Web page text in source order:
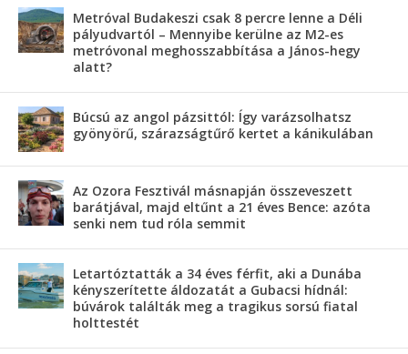
Metróval Budakeszi csak 8 percre lenne a Déli
pályudvartól – Mennyibe kerülne az M2-es
metróvonal meghosszabbítása a János-hegy
alatt?
Búcsú az angol pázsittól: Így varázsolhatsz
gyönyörű, szárazságtűrő kertet a kánikulában
Az Ozora Fesztivál másnapján összeveszett
barátjával, majd eltűnt a 21 éves Bence: azóta
senki nem tud róla semmit
Letartóztatták a 34 éves férfit, aki a Dunába
kényszerítette áldozatát a Gubacsi hídnál:
búvárok találták meg a tragikus sorsú fiatal
holttestét